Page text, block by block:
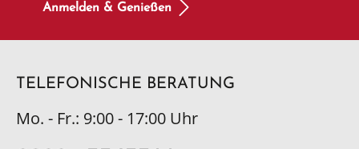
Anmelden & Genießen
TELEFONISCHE BERATUNG
Mo. - Fr.: 9:00 - 17:00 Uhr